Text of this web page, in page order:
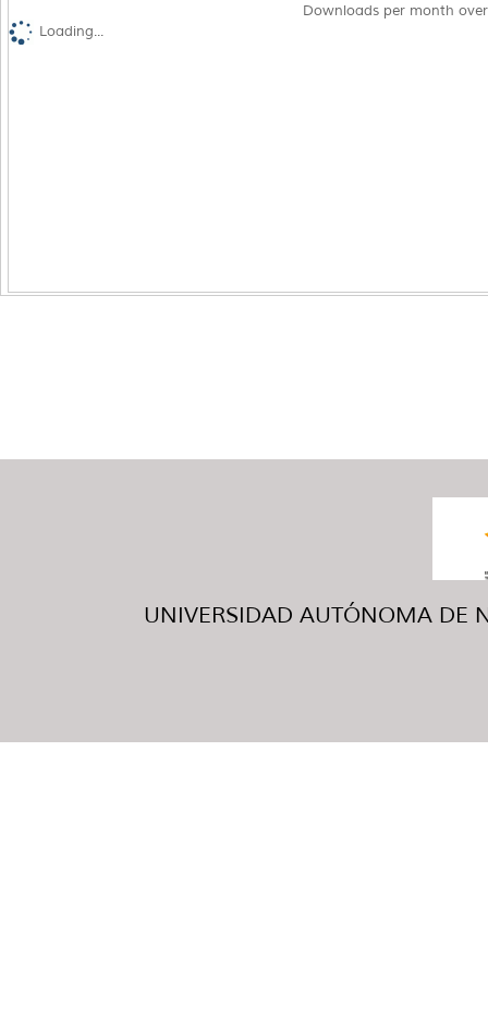
Downloads per month
Loading...
UNIVERSIDAD AUTÓNOMA DE